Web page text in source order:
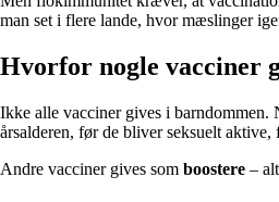
man set i flere lande, hvor mæslinger
Hvorfor nogle vacciner
Ikke alle vacciner gives i barndommen.
årsalderen, før de bliver seksuelt
Andre vacciner gives som boostere –